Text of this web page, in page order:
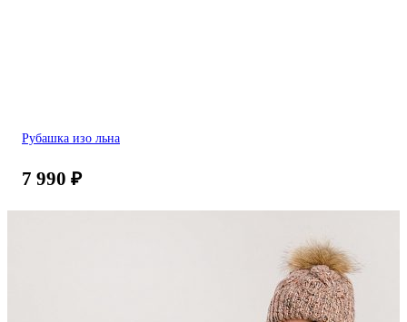
Рубашка изо льна
7 990 ₽